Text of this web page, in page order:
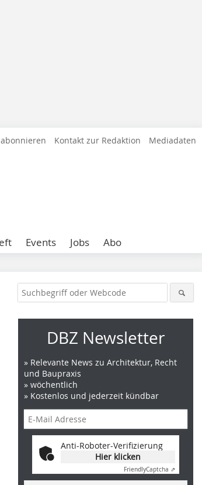
Kontakt zur Redaktion Mediadaten
Events Jobs Abo
DBZ Newsletter
» Relevante News zu Architektur, Recht
und Baupraxis
» wöchentlich
» Kostenlos und jederzeit kündbar
Anti-Roboter-Verifizierung
Hier klicken
FriendlyCaptcha ⇗